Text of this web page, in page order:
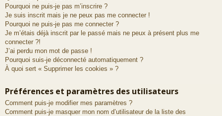
Pourquoi ne puis-je pas m’inscrire ?
Je suis inscrit mais je ne peux pas me connecter !
Pourquoi ne puis-je pas me connecter ?
Je m’étais déjà inscrit par le passé mais ne peux à présent plus me
connecter ?!
J’ai perdu mon mot de passe !
Pourquoi suis-je déconnecté automatiquement ?
À quoi sert « Supprimer les cookies » ?
Préférences et paramètres des utilisateurs
Comment puis-je modifier mes paramètres ?
Comment puis-je masquer mon nom d’utilisateur de la liste des